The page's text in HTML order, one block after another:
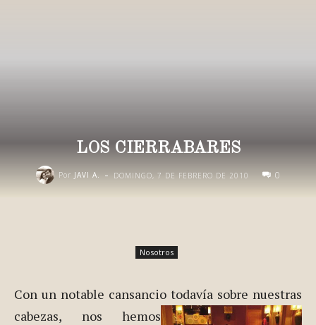
LOS CIERRABARES
Por JAVI A. - DOMINGO, 7 DE FEBRERO DE 2010 0
Nosotros
Con un notable cansancio todavía sobre nuestras
cabezas, nos hemos